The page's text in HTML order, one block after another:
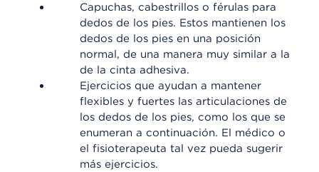
Capuchas, cabestrillos o férulas para
dedos de los pies. Estos mantienen los
dedos de los pies en una posición
normal, de una manera muy similar a la
de la cinta adhesiva.
Ejercicios que ayudan a mantener
flexibles y fuertes las articulaciones de
los dedos de los pies, como los que se
enumeran a continuación. El médico o
el fisioterapeuta tal vez pueda sugerir
más ejercicios.